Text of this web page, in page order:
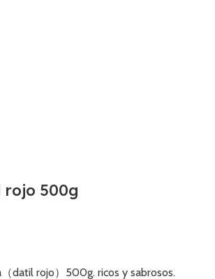
rojo 500g
datil rojo）500g. ricos y sabrosos.